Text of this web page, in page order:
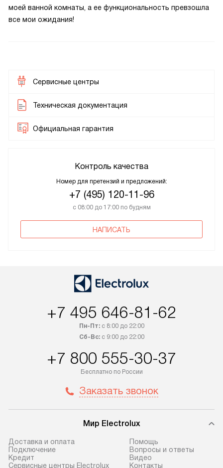
моей ванной комнаты, а ее функциональность превзошла
все мои ожидания!
Сервисные центры
Техническая документация
Официальная гарантия
Контроль качества
Номер для претензий и предложений:
+7 (495) 120-11-96
с 08:00 до 17:00 по будням
НАПИСАТЬ
+7 495 646-81-62
Пн-Пт:с 8:00 до 22:00
Сб-Вс:с 9:00 до 22:00
+7 800 555-30-37
Бесплатно по России
Заказать звонок
Мир Electrolux
Доставка и оплата
Подключение
Кредит
Сервисные центры Electrolux
Помощь
Вопросы и ответы
Видео
Контакты